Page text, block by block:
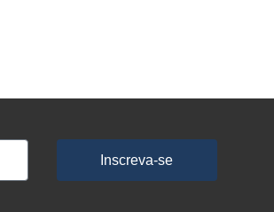
Inscreva-se